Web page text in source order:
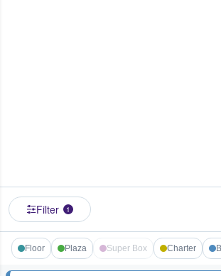
Filter 1
Floor Plaza Super Box Charter